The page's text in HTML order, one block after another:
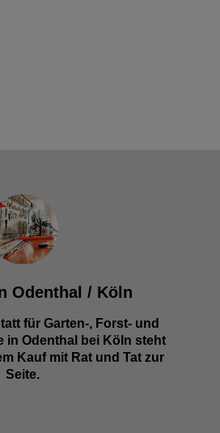
Odenthal / Köln
für Garten-, Forst- und
in Odenthal bei Köln steht
Kauf mit Rat und Tat zur
Seite.